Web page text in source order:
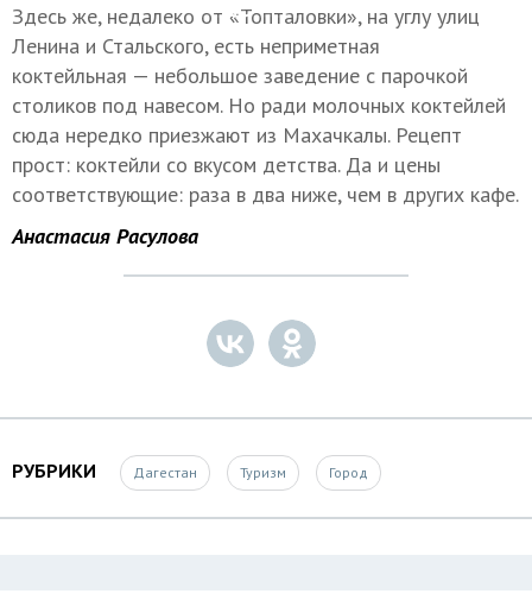
Здесь же, недалеко от «Топталовки», на углу улиц
Ленина и Стальского, есть неприметная
коктейльная — небольшое заведение с парочкой
столиков под навесом. Но ради молочных коктейлей
сюда нередко приезжают из Махачкалы. Рецепт
прост: коктейли со вкусом детства. Да и цены
соответствующие: раза в два ниже, чем в других кафе.
Анастасия Расулова
РУБРИКИ Дагестан Туризм Город